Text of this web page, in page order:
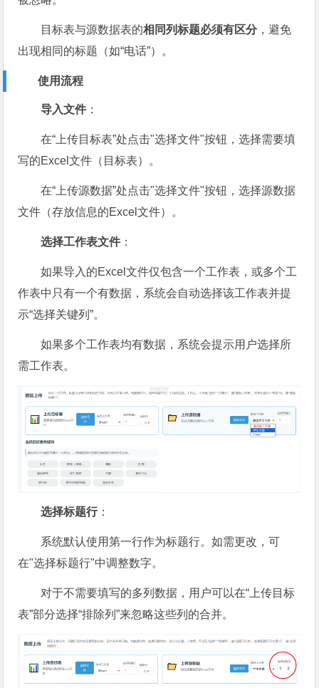
目标表与源数据表的相同列标题必须有区分，避免
出现相同的标题（如“电话”）。
使用流程
导入文件：
在“上传目标表”处点击"选择文件"按钮，选择需要填
写的Excel文件（目标表）。
在“上传源数据”处点击"选择文件"按钮，选择源数据
文件（存放信息的Excel文件）。
选择工作表文件：
如果导入的Excel文件仅包含一个工作表，或多个工
作表中只有一个有数据，系统会自动选择该工作表并提
示“选择关键列”。
如果多个工作表均有数据，系统会提示用户选择所
需工作表。
选择标题行：
系统默认使用第一行作为标题行。如需更改，可
在"选择标题行"中调整数字。
对于不需要填写的多列数据，用户可以在“上传目标
表”部分选择“排除列”来忽略这些列的合并。